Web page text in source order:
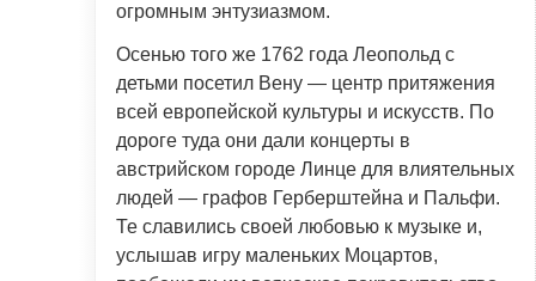
огромным энтузиазмом.
Осенью того же 1762 года Леопольд с
детьми посетил Вену — центр притяжения
всей европейской культуры и искусств. По
дороге туда они дали концерты в
австрийском городе Линце для влиятельных
людей — графов Герберштейна и Пальфи.
Те славились своей любовью к музыке и,
услышав игру маленьких Моцартов,